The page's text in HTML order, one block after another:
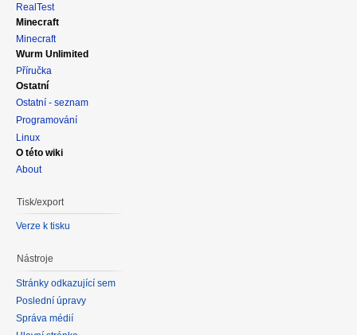
RealTest
Minecraft
Minecraft
Wurm Unlimited
Příručka
Ostatní
Ostatní - seznam
Programování
Linux
O této wiki
About
Tisk/export
Verze k tisku
Nástroje
Stránky odkazující sem
Poslední úpravy
Správa médií